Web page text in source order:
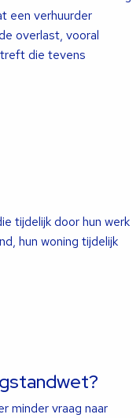
een verhuurder
overlast, vooral
die tevens
tijdelijk door hun werk
hun woning tijdelijk
minder vraag naar